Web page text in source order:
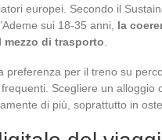
europei. Secondo il
sui 18-35 anni, la
mezzo di trasporto.
preferenza per il treno su
Scegliere un alloggio
di più, soprattutto in